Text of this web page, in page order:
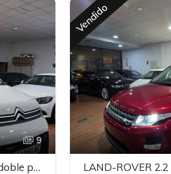
9
CITROEN Berlingo Feel doble puerta 100 cv
Vendido
LAND-ROVER